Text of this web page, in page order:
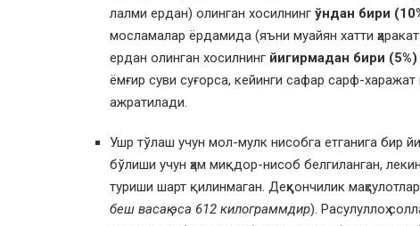
лалми ердан) олинган хосилнинг ўндан бири
мосламалар ёрдамида (яъни муайян хатти
ердан олинган хосилнинг йигирмадан бири (5%)
ёмғир суви суғорса, кейинги сафар сарф-харажат
ажратилади.
Ушр тўлаш учун мол-мулк нисобга етганига бир
бўлиши учун ҳам миқдор-нисоб белгиланган,
туриши шарт қилинмаган. Деҳқончилик
беш васақ эса 612 килограммдир). Расулуллоҳ